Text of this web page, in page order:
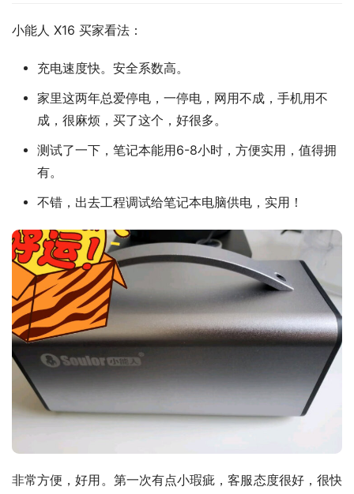
小能人 X16 买家看法：
充电速度快。安全系数高。
家里这两年总爱停电，一停电，网用不成，手机用不
成，很麻烦，买了这个，好很多。
测试了一下，笔记本能用6-8小时，方便实用，值得拥
有。
不错，出去工程调试给笔记本电脑供电，实用！
非常方便，好用。第一次有点小瑕疵，客服态度很好，很快